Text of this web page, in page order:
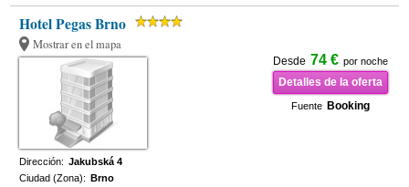
Hotel Pegas Brno
Mostrar en el mapa
Desde 74 € por noche
Detalles de la oferta
Fuente Booking
Dirección: Jakubská 4
Ciudad (Zona): Brno